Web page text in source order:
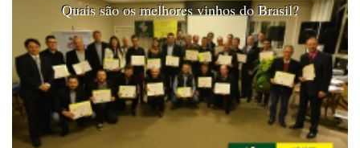
Quais são os melhores vinhos do Brasil?